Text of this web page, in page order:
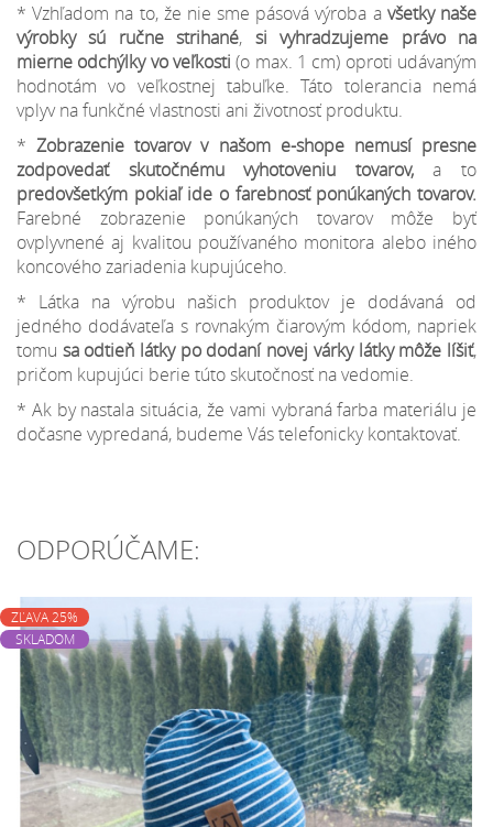
* Vzhľadom na to, že nie sme pásová výroba a všetky naše
výrobky sú ručne strihané, si vyhradzujeme právo na
mierne odchýlky vo veľkosti (o max. 1 cm) oproti udávaným
hodnotám vo veľkostnej tabuľke. Táto tolerancia nemá
vplyv na funkčné vlastnosti ani životnosť produktu.
*Zobrazenie tovarov v našom e-shope nemusí presne
zodpovedať skutočnému vyhotoveniu tovarov,a to
predovšetkým pokiaľ ide o farebnosť ponúkaných tovarov.
Farebné zobrazenie ponúkaných tovarov môže byť
ovplyvnené aj kvalitou používaného monitora alebo iného
koncového zariadenia kupujúceho.
* Látka na výrobu našich produktov je dodávaná od
jedného dodávateľa s rovnakým čiarovým kódom, napriek
tomu sa odtieň látky po dodaní novej várky látky môže líšiť,
pričom kupujúci berie túto skutočnosť na vedomie.
* Ak by nastala situácia, že vami vybraná farba materiálu je
dočasne vypredaná, budeme Vás telefonicky kontaktovať.
ODPORÚČAME:
ZĽAVA 25%
SKLADOM